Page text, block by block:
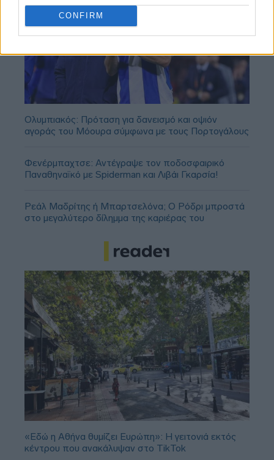
CONFIRM
Ολυμπιακός: Πρόταση για δανεισμό και οψιόν
αγοράς του Μόουρα σύμφωνα με τους Πορτογάλους
Φενέρμπαχτσε: Αντέγραψε τον ποδοσφαιρικό
Παναθηναϊκό με Spiderman και Λιβάι Γκαρσία!
Ρεάλ Μαδρίτης ή Μπαρτσελόνα; Ο Ρόδρι μπροστά
στο μεγαλύτερο δίλημμα της καριέρας του
«Εδώ η Αθήνα θυμίζει Ευρώπη»: H γειτονιά εκτός
κέντρου που ανακάλυψαν στο TikTok